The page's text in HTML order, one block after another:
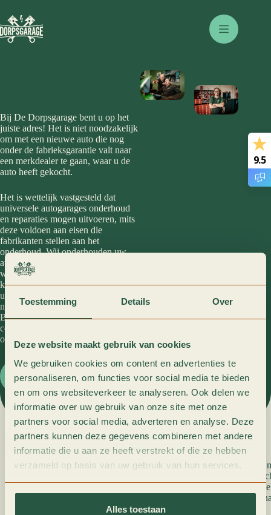
Toestemming Details Over
Deze website maakt gebruik van cookies
We gebruiken cookies om content en advertenties te
personaliseren, om functies voor social media te bieden
en om ons websiteverkeer te analyseren. Ook delen we
informatie over uw gebruik van onze site met onze
partners voor social media, adverteren en analyse. Deze
partners kunnen deze gegevens combineren met andere
informatie die u aan ze heeft verstrekt of die ze hebben
verzameld op basis van uw gebruik van hun services.
Alles toestaan
naar
de
inhoud
Bij De Dorpsgarage bent u op het
juiste adres! Het is niet noodzakelijk
om met een nieuwe auto die nog
onder de fabrieksgarantie valt naar
een merkdealer te gaan, waar u de
auto heeft gekocht.
Het is wettelijk vastgesteld dat
universele autogarages onderhoud
en reparaties mogen uitvoeren, mits
deze voldoen aan eisen die
fabrikanten stellen aan het
onderhoud. Wij onderhouden uw
auto volgens de gestelde eisen,
waardoor de fabrieksgarantie van
kracht blijft en u verzekerd bent dat
uw auto de behandeling krijgt die hij
nodig heeft. Wij zijn door de
BOVAG gecertificeerd en door
continue bijscholing zorgen wij dat
onze kennis up-to-date blijft.
Neem contact op
Wetgeving omtrent fabrieksgarantie.
Nederlandse wetgeving (Monti en BER2013) maakt het
universeel onderhoudsbedrijf te laten onderhouden en
laten. In 2002 is er een eind gekomen aan de
het mogelijk om onderhoud uit te voeren bij een merk-
9.5